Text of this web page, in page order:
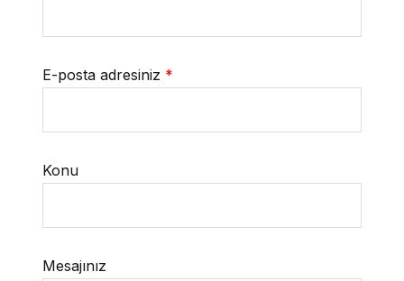
E-posta adresiniz *
Konu
Mesajınız